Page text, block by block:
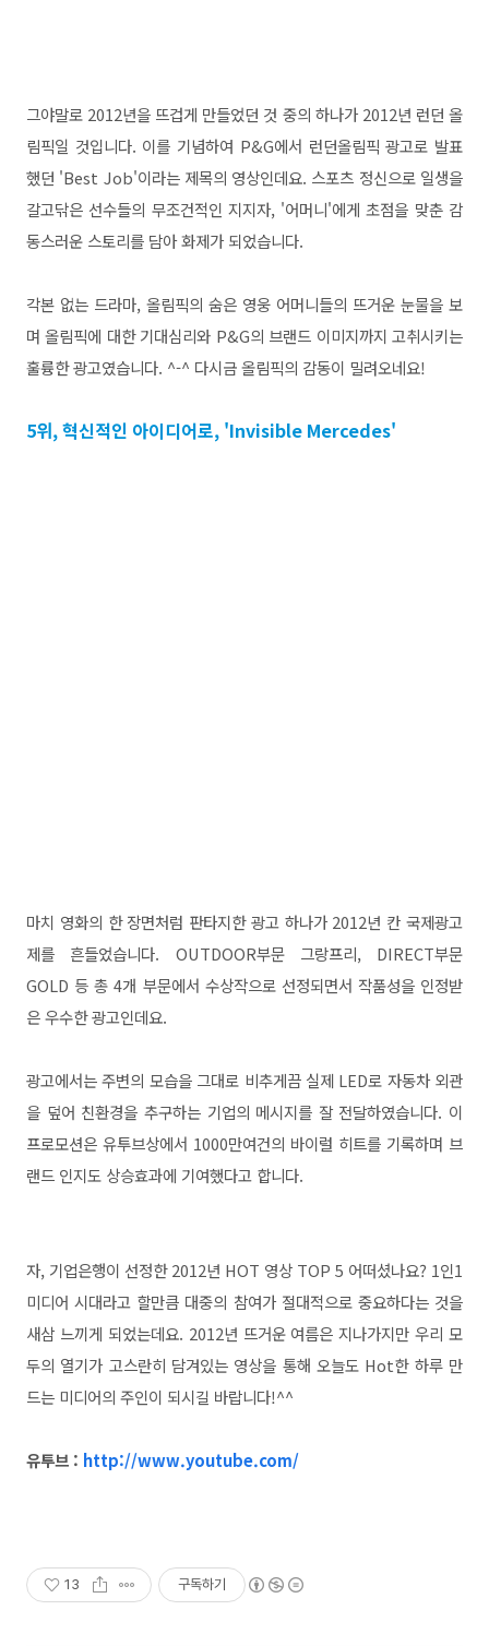
그야말로 2012년을 뜨겁게 만들었던 것 중의 하나가 2012년 런던 올
림픽일 것입니다. 이를 기념하여 P&G에서 런던올림픽 광고로 발표
했던 'Best Job'이라는 제목의 영상인데요. 스포츠 정신으로 일생을
갈고닦은 선수들의 무조건적인 지지자, '어머니'에게 초점을 맞춘 감
동스러운 스토리를 담아 화제가 되었습니다.
각본 없는 드라마, 올림픽의 숨은 영웅 어머니들의 뜨거운 눈물을 보
며 올림픽에 대한 기대심리와 P&G의 브랜드 이미지까지 고취시키는
훌륭한 광고였습니다. ^-^ 다시금 올림픽의 감동이 밀려오네요!
5위, 혁신적인 아이디어로, 'Invisible Mercedes'
마치 영화의 한 장면처럼 판타지한 광고 하나가 2012년 칸 국제광고
제를 흔들었습니다. OUTDOOR부문 그랑프리, DIRECT부문
GOLD 등 총 4개 부문에서 수상작으로 선정되면서 작품성을 인정받
은 우수한 광고인데요.
광고에서는 주변의 모습을 그대로 비추게끔 실제 LED로 자동차 외관
을 덮어 친환경을 추구하는 기업의 메시지를 잘 전달하였습니다. 이
프로모션은 유투브상에서 1000만여건의 바이럴 히트를 기록하며 브
랜드 인지도 상승효과에 기여했다고 합니다.
자, 기업은행이 선정한 2012년 HOT 영상 TOP 5 어떠셨나요? 1인1
미디어 시대라고 할만큼 대중의 참여가 절대적으로 중요하다는 것을
새삼 느끼게 되었는데요. 2012년 뜨거운 여름은 지나가지만 우리 모
두의 열기가 고스란히 담겨있는 영상을 통해 오늘도 Hot한 하루 만
드는 미디어의 주인이 되시길 바랍니다!^^
유투브 : http://www.youtube.com/
13 구독하기